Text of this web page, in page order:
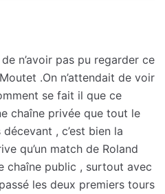
n’avoir pas pu regarder ce
.On n’attendait de voir
se fait il que ce
chaîne privée que tout le
décevant , c’est bien la
qu’un match de Roland
chaîne public , surtout avec
les deux premiers tours